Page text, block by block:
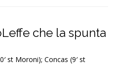
che la spunta
st Moroni); Concas (9′ st